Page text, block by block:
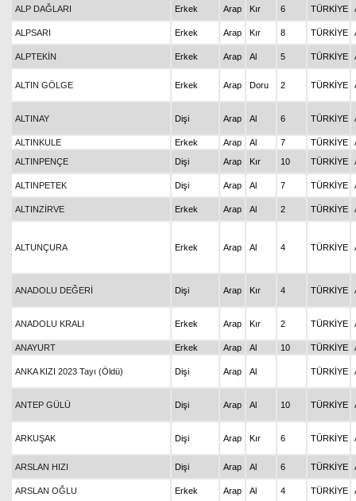
ALP DAĞLARI Erkek Arap Kır 6 TÜRKİYE
ALPSARI Erkek Arap Kır 8 TÜRKİYE
ALPTEKİN Erkek Arap Al 5 TÜRKİYE
ALTIN GÖLGE Erkek Arap Doru 2 TÜRKİYE
ALTINAY Dişi Arap Al 6 TÜRKİYE
ALTINKULE Erkek Arap Al 7 TÜRKİYE
ALTINPENÇE
Dişi Arap Kır 10 TÜRKİYE
ALTINPETEK Dişi Arap Al 7 TÜRKİYE
ALTINZİRVE Erkek Arap Al 2 TÜRKİYE
ALTUNÇURA Erkek Arap Al 4 TÜRKİYE
ANADOLU DEĞERİ Dişi Arap Kır 4 TÜRKİYE
ANADOLU KRALI Erkek Arap Kır 2 TÜRKİYE
ANAYURT Erkek Arap Al 10 TÜRKİYE
ANKA KIZI 2023 Tayı (Öldü) Dişi Arap Al TÜRKİYE
ANTEP GÜLÜ Dişi Arap Al 10 TÜRKİYE
ARKUŞAK Dişi Arap Kır 6 TÜRKİYE
ARSLAN HIZI Dişi Arap Al 6 TÜRKİYE
ARSLAN OĞLU Erkek Arap Al 4 TÜRKİYE